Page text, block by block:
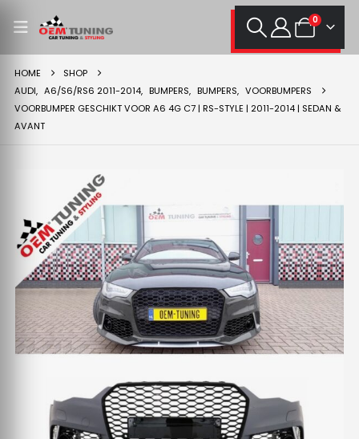
0
HOME
SHOP
AUDI, A6/S6/RS6 2011-2014, BUMPERS, BUMPERS, VOORBUMPERS
VOORBUMPER GESCHIKT VOOR A6 4G C7 | RS-STYLE | 2011-2014 | SEDAN &
AVANT